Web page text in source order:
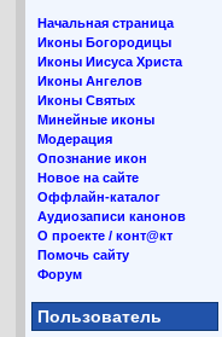
Начальная страница
Иконы Богородицы
Иконы Иисуса Христа
Иконы Ангелов
Иконы Святых
Минейные иконы
Модерация
Опознание икон
Новое на сайте
Оффлайн-каталог
Аудиозаписи канонов
О проекте / конт@кт
Помочь сайту
Форум
Пользователь